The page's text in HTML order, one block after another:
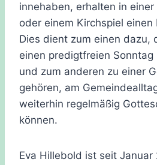
innehaben, erhalten in
oder einem Kirchspiel
Dies dient zum einen dazu,
einen predigtfreien Sonntag
und zum anderen zu einer
gehören, am
weiterhin regelmäßig
können.
Eva Hillebold ist seit Januar